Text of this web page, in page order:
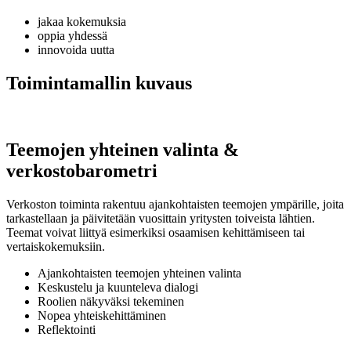
jakaa kokemuksia
oppia yhdessä
innovoida uutta
Toimintamallin kuvaus
Teemojen yhteinen valinta &
verkostobarometri
Verkoston toiminta rakentuu ajankohtaisten teemojen ympärille, joita
tarkastellaan ja päivitetään vuosittain yritysten toiveista lähtien.
Teemat voivat liittyä esimerkiksi osaamisen kehittämiseen tai
vertaiskokemuksiin.
Ajankohtaisten teemojen yhteinen valinta
Keskustelu ja kuunteleva dialogi
Roolien näkyväksi tekeminen
Nopea yhteiskehittäminen
Reflektointi